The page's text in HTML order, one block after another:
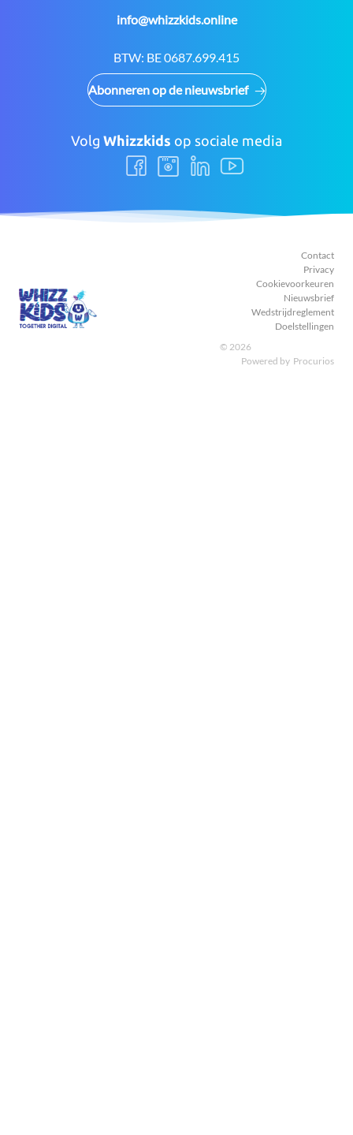
E-
info@whizzkids.online
BTW: BE 0687.699.415
Abonneren op de nieuwsbrief
Volg Whizzkids op sociale media
Volg
ons
Volg
ons
Volg
ons
Volg
ons
Contact
Privacy
Cookievoorkeuren
Nieuwsbrief
Wedstrijdreglement
Doelstellingen
© 2026
Powered by Procurios